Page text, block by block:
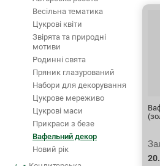
Весільна тематика
Цукрові квіти
Звірята та природні
мотиви
Родинні свята
Пряник глазурований
Набори для декорування
Цукрове мереживо
Цукрові маси
Прикраси з безе
Вафельний декор
Новий рік